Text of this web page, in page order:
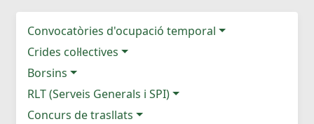
Convocatòries d'ocupació temporal
Crides col·lectives
Borsins
RLT (Serveis Generals i SPI)
Concurs de trasllats